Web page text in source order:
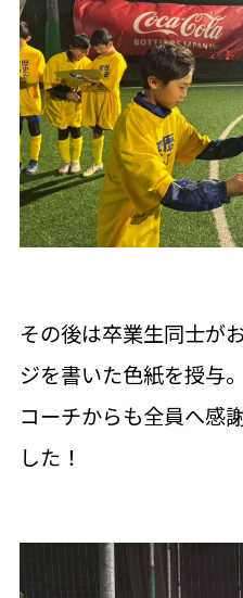
その後は卒業生同士が
ジを書いた色紙を授与。
コーチからも全員へ感
した！